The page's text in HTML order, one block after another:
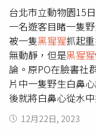
台北市立動物園15
一名遊客目睹一隻
被一隻黑猩猩抓起
無動靜，但是黑猩猩
論。原PO在臉書社
片中一隻野生白鼻
後就將白鼻心從水
已奄奄一息，但是
齒，最後還用拳頭
12月22日, 2023